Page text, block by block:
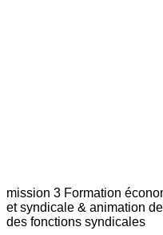
mission 3 Formation
et syndicale & animation
des fonctions syndicales